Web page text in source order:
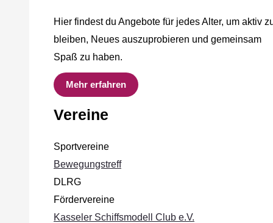
Hier findest du Angebote für jedes Alter, um aktiv
bleiben, Neues auszuprobieren und gemeinsam
Spaß zu haben.
Mehr erfahren
Vereine
Sportvereine
Bewegungstreff
DLRG
Fördervereine
Kasseler Schiffsmodell Club e.V.